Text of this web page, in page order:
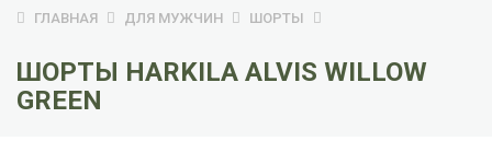
ГЛАВНАЯ ДЛЯ МУЖЧИН ШОРТЫ
ШОРТЫ HARKILA ALVIS WILLOW
GREEN